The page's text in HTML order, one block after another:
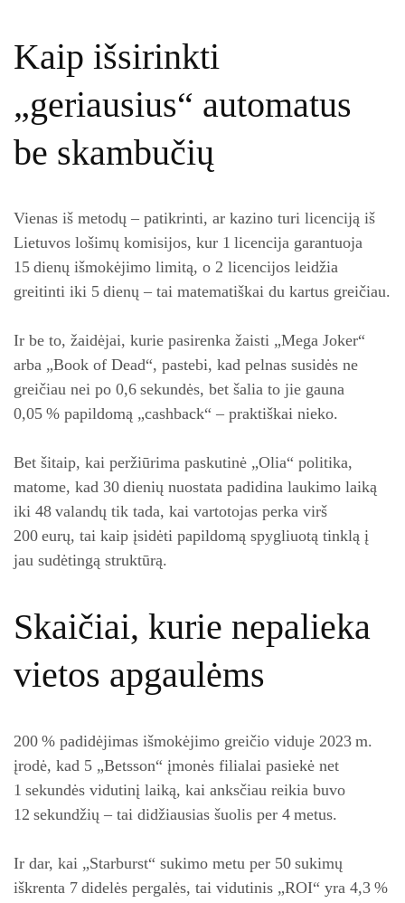
Kaip išsirinkti
„geriausius“ automatus
be skambučių
Vienas iš metodų – patikrinti, ar kazino turi licenciją iš
Lietuvos lošimų komisijos, kur 1 licencija garantuoja
15 dienų išmokėjimo limitą, o 2 licencijos leidžia
greitinti iki 5 dienų – tai matematiškai du kartus greičiau.
Ir be to, žaidėjai, kurie pasirenka žaisti „Mega Joker“
arba „Book of Dead“, pastebi, kad pelnas susidės ne
greičiau nei po 0,6 sekundės, bet šalia to jie gauna
0,05 % papildomą „cashback“ – praktiškai nieko.
Bet šitaip, kai peržiūrima paskutinė „Olia“ politika,
matome, kad 30 dienių nuostata padidina laukimo laiką
iki 48 valandų tik tada, kai vartotojas perka virš
200 eurų, tai kaip įsidėti papildomą spygliuotą tinklą į
jau sudėtingą struktūrą.
Skaičiai, kurie nepalieka
vietos apgaulėms
200 % padidėjimas išmokėjimo greičio viduje 2023 m.
įrodė, kad 5 „Betsson“ įmonės filialai pasiekė net
1 sekundės vidutinį laiką, kai anksčiau reikia buvo
12 sekundžių – tai didžiausias šuolis per 4 metus.
Ir dar, kai „Starburst“ sukimo metu per 50 sukimų
iškrenta 7 didelės pergalės, tai vidutinis „ROI“ yra 4,3 %